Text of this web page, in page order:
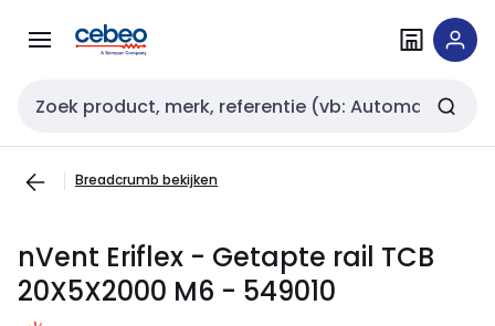
naar
naar
Zoekveld invoer
Breadcrumb bekijken
nVent Eriflex - Getapte rail TCB
20X5X2000 M6 - 549010